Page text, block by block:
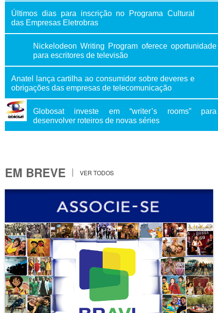
Últimos dias para inscrição no Programa Cultural
das Empresas Eletrobras
Nickelodeon Writing Program oferece oportunidade
para escritores de televisão
Anatel lança cartilha ao consumidor sobre deveres e
obrigações das empresas de telecomunicação
Globosat investe em “writer’s rooms” para
desenvolver roteiros de novas séries
EM BREVE VER TODOS